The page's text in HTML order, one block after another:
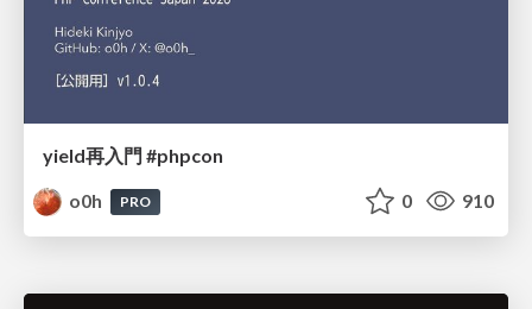
yield再入門 #phpcon
o0h
PRO 0 910